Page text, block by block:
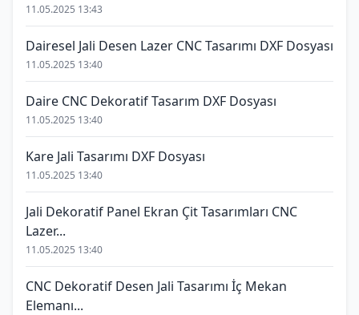
11.05.2025 13:43
Dairesel Jali Desen Lazer CNC Tasarımı DXF Dosyası
11.05.2025 13:40
Daire CNC Dekoratif Tasarım DXF Dosyası
11.05.2025 13:40
Kare Jali Tasarımı DXF Dosyası
11.05.2025 13:40
Jali Dekoratif Panel Ekran Çit Tasarımları CNC
Lazer...
11.05.2025 13:40
CNC Dekoratif Desen Jali Tasarımı İç Mekan
Elemanı...